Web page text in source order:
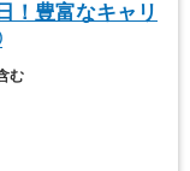
！豊富なキャリ
む